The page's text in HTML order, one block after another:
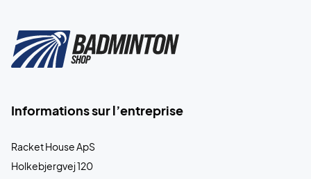
Informations sur l’entreprise
Racket House ApS
Holkebjergvej 120